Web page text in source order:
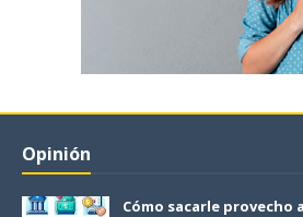
Opinión
Cómo sacarle provecho